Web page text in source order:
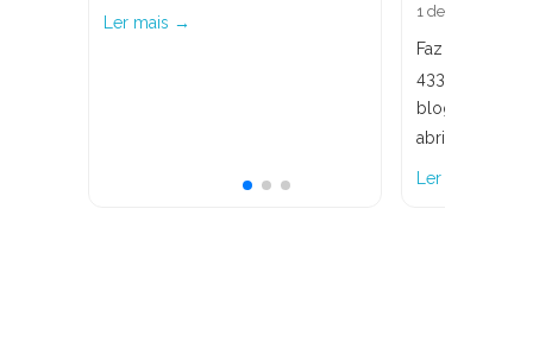
Ler mais →
1 de junho de
Faz tempo
433MHz não
blog. Mais
abril de 2015,
Ler mais →